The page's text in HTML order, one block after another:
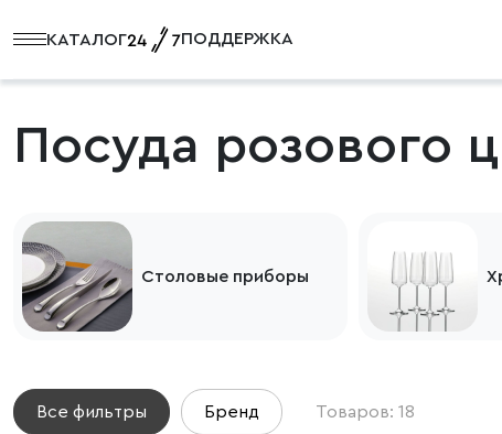
КАТАЛОГ ПОДДЕРЖКА
Посуда розового
Столовые приборы
Все фильтры Бренд Товаров: 18